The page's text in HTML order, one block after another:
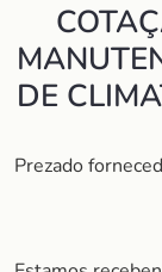
DE
Prezado